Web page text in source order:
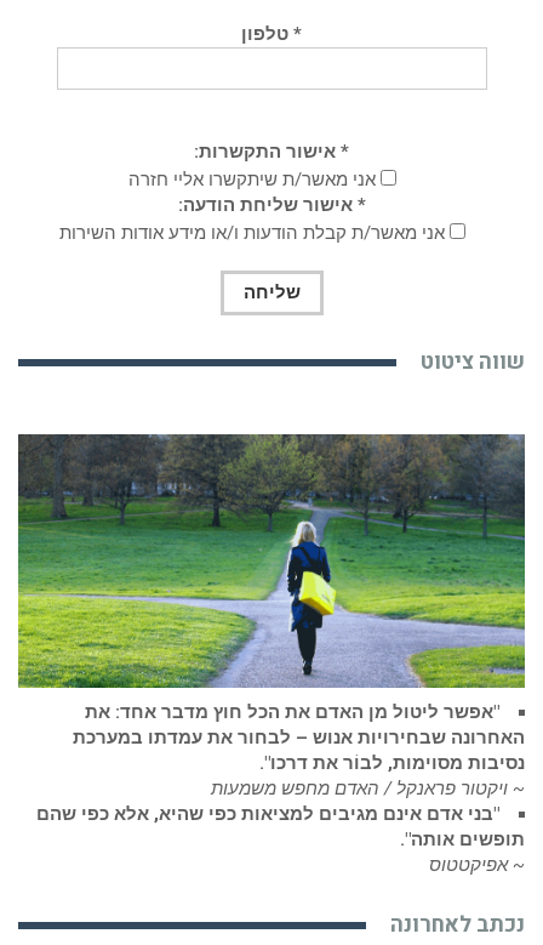
* טלפון
* אישור התקשרות:
אני מאשר/ת שיתקשרו אליי חזרה
* אישור שליחת הודעה:
אני מאשר/ת קבלת הודעות ו/או מידע אודות השירות
שווה ציטוט
"אפשר ליטול מן האדם את הכל חוץ מדבר אחד: את
האחרונה שבחירויות אנוש – לבחור את עמדתו במערכת
נסיבות מסוימות, לבוֹר את דרכו".
~ ויקטור פראנקל / האדם מחפש משמעות
"בני אדם אינם מגיבים למציאות כפי שהיא, אלא כפי שהם
תופשים אותה".
~ אפיקטטוס
נכתב לאחרונה